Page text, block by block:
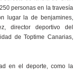
personas en la travesía
lugar la de benjamines,
director deportivo del
de Toptime Canarias,
en el deporte, como la